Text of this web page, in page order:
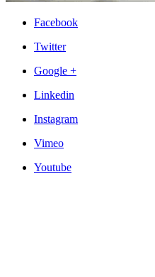
Facebook
Twitter
Google +
Linkedin
Instagram
Vimeo
Youtube